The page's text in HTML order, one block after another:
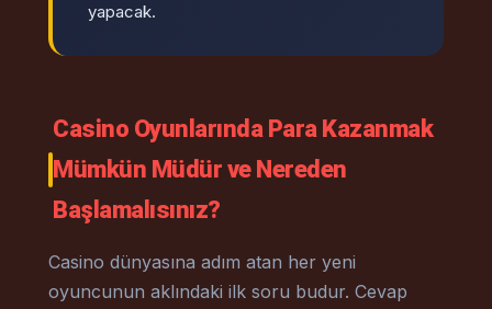
yapacak.
Casino Oyunlarında Para Kazanmak
Mümkün Müdür ve Nereden
Başlamalısınız?
Casino dünyasına adım atan her yeni
oyuncunun aklındaki ilk soru budur. Cevap